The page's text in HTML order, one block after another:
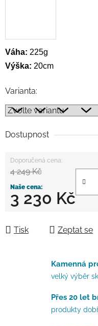
Váha: 225g
Výška: 20cm
Varianta:
Dostupnost
4 249 Kč
3 230 Kč
Tisk Zeptat se
Kamenná
velký výběr
Přes 20 let
produkty